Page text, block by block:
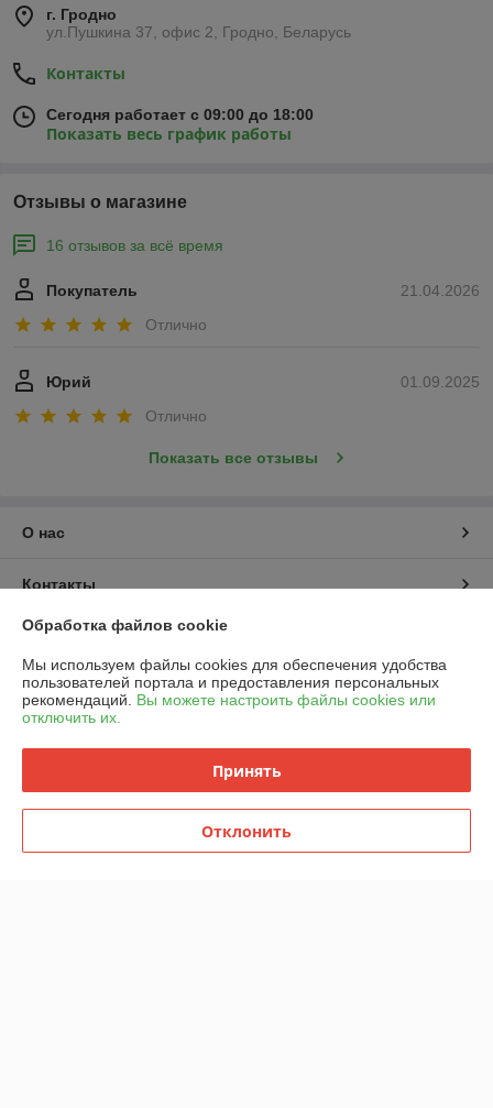
г. Гродно
ул.Пушкина 37, офис 2, Гродно, Беларусь
Контакты
Сегодня работает с 09:00 до 18:00
Показать весь график работы
Отзывы о магазине
16 отзывов за всё время
21.04.2026
Покупатель
Отлично
01.09.2025
Юрий
Отлично
Показать все отзывы
О нас
Контакты
Доставка и оплата
График работы
Политика обработки cookies
Сайт создан на платформе Deal.by
Обработка файлов cookie
Мы используем файлы cookies для обеспечения удобства
пользователей портала и предоставления персональных
рекомендаций. Вы можете настроить файлы cookies или
отключить их.
Принять
Отклонить